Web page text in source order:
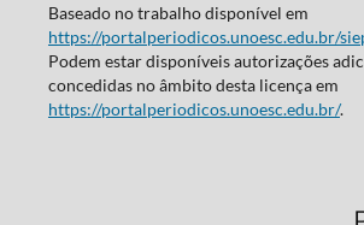
Baseado no trabalho disponível em
https://portalperiodicos.unoesc.edu.br/
Podem estar disponíveis autorizações
concedidas no âmbito desta licença em
https://portalperiodicos.unoesc.edu.br/.